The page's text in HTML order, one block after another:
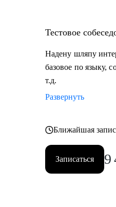
Тестовое
Надену шляпу
базовое по языку,
т.д.
Развернуть
Ближайшая
Записаться 9